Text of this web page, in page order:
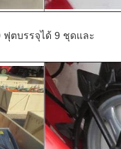
ฟุตบรรจุได้ 9 ชุดและ